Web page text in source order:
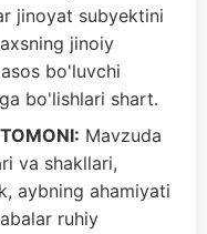
jinoyat subyektini
jinoiy
bo'luvchi
bo'lishlari shart.
Mavzuda
va shakllari,
aybning ahamiyati
ruhiy